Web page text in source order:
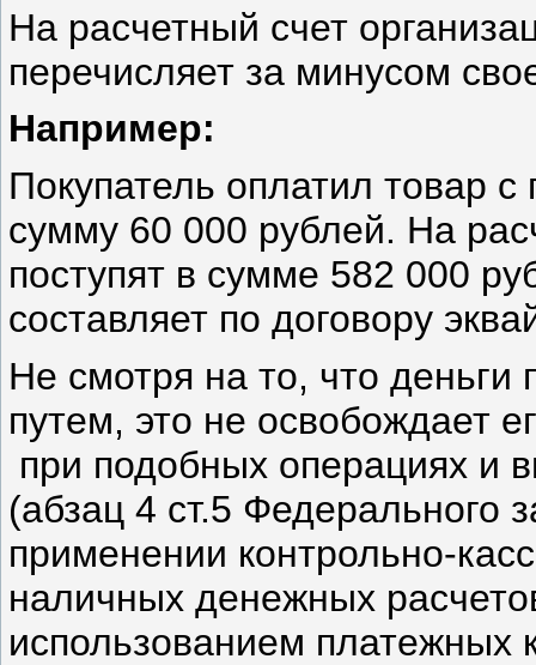
На расчетный счет
перечисляет за минусом
Например:
Покупатель оплатил товар
сумму 60 000 рублей. На
поступят в сумме 582 000
составляет по договору
Не смотря на то, что
путем, это не освобождает
при подобных операциях и
(абзац 4 ст.5
применении контрольно-
наличных денежных
использованием платежных